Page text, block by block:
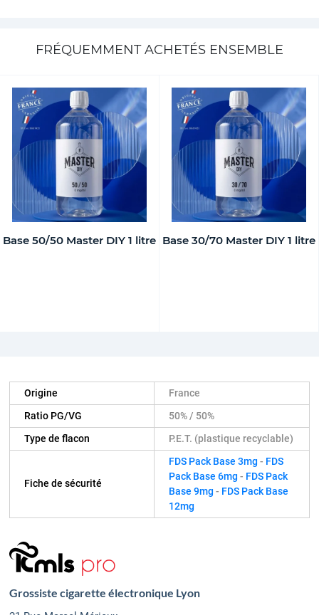
FRÉQUEMMENT ACHETÉS ENSEMBLE
Base 50/50 Master DIY 1 litre Base 30/70 Master DIY 1 litre
Origine
France
Ratio PG/VG
50% / 50%
Type de flacon
P.E.T. (plastique recyclable)
Fiche de sécurité
FDS Pack Base 3mg - FDS
Pack Base 6mg - FDS Pack
Base 9mg - FDS Pack Base
12mg
Grossiste cigarette électronique Lyon